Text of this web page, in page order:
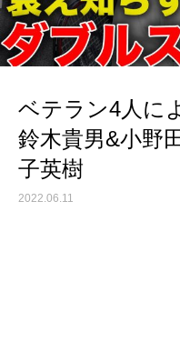
ベテラン4人に
鈴木貴男&小野
子英樹
2022.06.11